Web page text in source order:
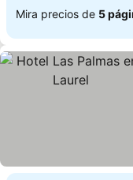
Mira precios de 5